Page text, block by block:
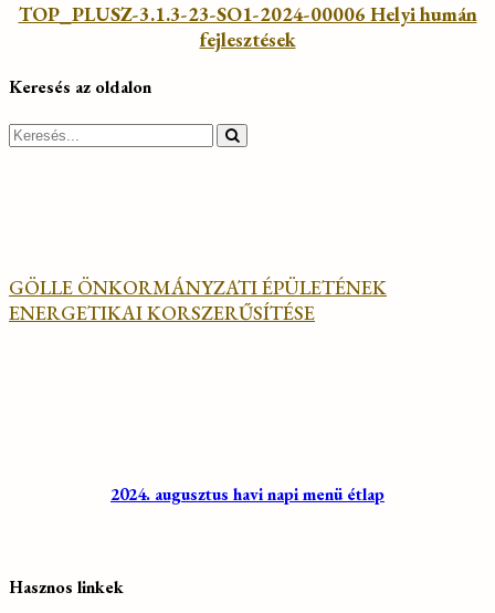
TOP_PLUSZ-3.1.3-23-SO1-2024-00006 Helyi humán
fejlesztések
Keresés az oldalon
Search
GÖLLE ÖNKORMÁNYZATI ÉPÜLETÉNEK
ENERGETIKAI KORSZERŰSÍTÉSE
2024. augusztus havi napi menü étlap
Hasznos linkek